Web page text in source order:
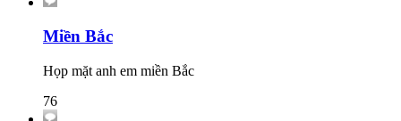
Miền Bắc
Họp mặt anh em miền Bắc
76